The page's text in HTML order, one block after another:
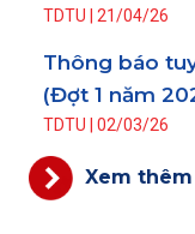
TDTU 21/04/26
Thông báo
(Đợt 1 năm
TDTU 02/03/26
Xem thêm